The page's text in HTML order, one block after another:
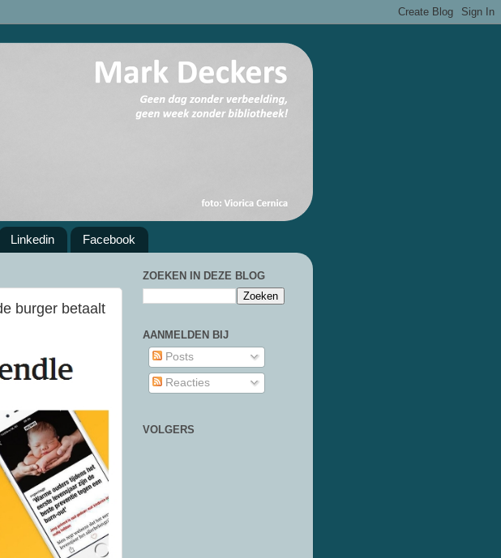
Linkedin Facebook
burger betaalt
ZOEKEN IN DEZE BLOG
AANMELDEN BIJ
Posts
Reacties
VOLGERS